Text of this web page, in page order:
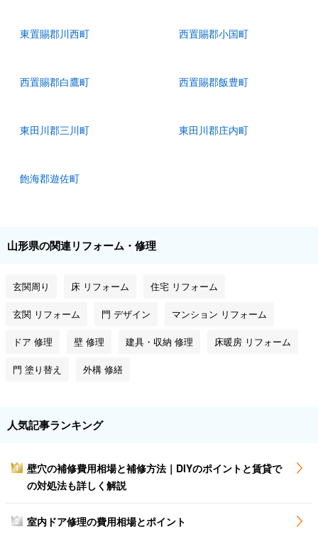
東置賜郡川西町 西置賜郡小国町
西置賜郡白鷹町 西置賜郡飯豊町
東田川郡三川町 東田川郡庄内町
飽海郡遊佐町
山形県の関連リフォーム・修理
玄関周り 床 リフォーム 住宅 リフォーム
玄関 リフォーム 門 デザイン マンション リフォーム
ドア 修理 壁 修理 建具・収納 修理 床暖房 リフォーム
門 塗り替え 外構 修繕
人気記事ランキング
1
壁穴の補修費用相場と補修方法｜DIYのポイントと賃貸で
の対処法も詳しく解説
2 室内ドア修理の費用相場とポイント